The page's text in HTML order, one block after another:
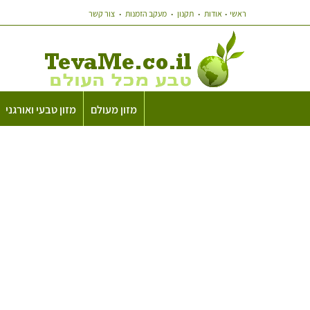
ראשי אודות תקנון מעקב הזמנות צור קשר
מזון מעולם מזון טבעי ואורגני